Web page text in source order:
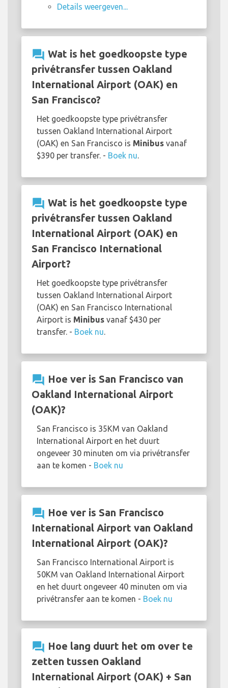
Details weergeven...
question_answer Wat is het goedkoopste type
privétransfer tussen Oakland
International Airport (OAK) en
San Francisco?
Het goedkoopste type privétransfer
tussen Oakland International Airport
(OAK) en San Francisco is Minibus vanaf
$390 per transfer. - Boek nu.
question_answer Wat is het goedkoopste type
privétransfer tussen Oakland
International Airport (OAK) en
San Francisco International
Airport?
Het goedkoopste type privétransfer
tussen Oakland International Airport
(OAK) en San Francisco International
Airport is Minibus vanaf $430 per
transfer. - Boek nu.
question_answer Hoe ver is San Francisco van
Oakland International Airport
(OAK)?
San Francisco is 35KM van Oakland
International Airport en het duurt
ongeveer 30 minuten om via privétransfer
aan te komen - Boek nu
question_answer Hoe ver is San Francisco
International Airport van Oakland
International Airport (OAK)?
San Francisco International Airport is
50KM van Oakland International Airport
en het duurt ongeveer 40 minuten om via
privétransfer aan te komen - Boek nu
question_answer Hoe lang duurt het om over te
zetten tussen Oakland
International Airport (OAK) + San